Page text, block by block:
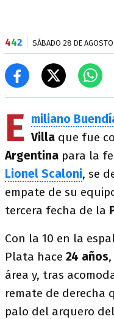
442 SÁBADO 28 DE
E miliano
Villa que fue
Argentina para la
Lionel Scaloni, se
empate de su
tercera fecha de la
Con la 10 en la
Plata hace 24 años
área y, tras
remate de derecha
palo del arquero